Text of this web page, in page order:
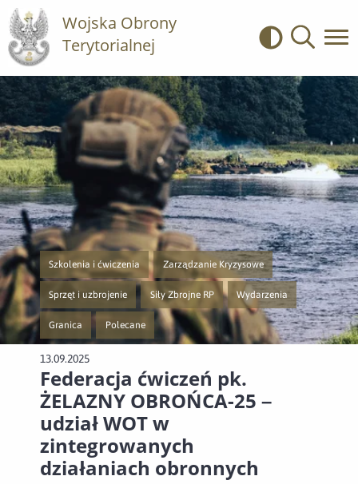
Wojska Obrony
Terytorialnej
Kontrast
Szkolenia i ćwiczenia
Przejście do nowej strony z listą publikacji o kategorii Szkolenia i
Zarządzanie Kryzysowe
Przejście do nowej strony z listą publikacji o
Sprzęt i uzbrojenie
Przejście do nowej strony z listą publikacji o kategorii Sprzęt i uzbrojenie
Siły Zbrojne RP
Przejście do nowej strony z listą publikacji o
Wydarzenia
Przejście do nowej strony
Granica
Przejście do nowej strony z listą publikacji o kategorii Granica
Polecane
Przejście do nowej strony z listą publikacji o kategorii
13.09.2025
Federacja ćwiczeń pk.
ŻELAZNY OBROŃCA-25 –
udział WOT w
zintegrowanych
działaniach obronnych